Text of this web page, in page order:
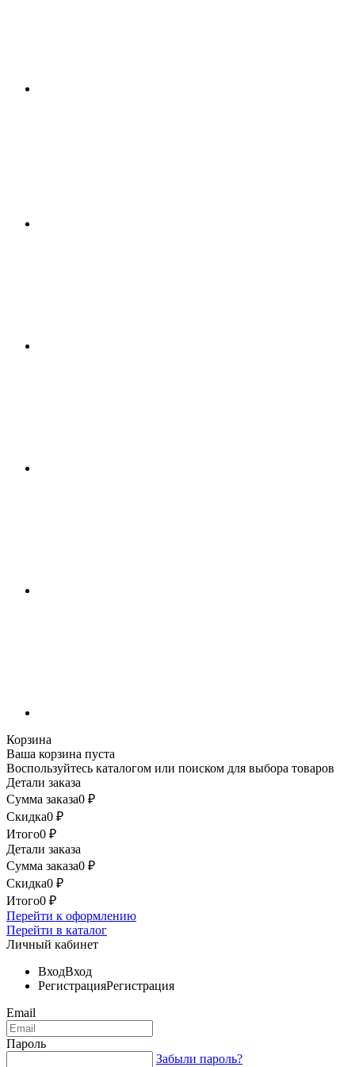
Корзина
Ваша корзина пуста
Воспользуйтесь каталогом или поиском для выбора товаров
Детали заказа
Сумма заказа0 ₽
Скидка0 ₽
Итого0 ₽
Детали заказа
Сумма заказа0 ₽
Скидка0 ₽
Итого0 ₽
Перейти к оформлению
Перейти в каталог
Личный кабинет
ВходВход
РегистрацияРегистрация
Email
Пароль
Забыли пароль?